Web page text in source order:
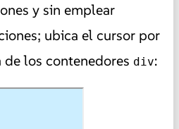
y sin emplear
ubica el cursor por
los contenedores div: